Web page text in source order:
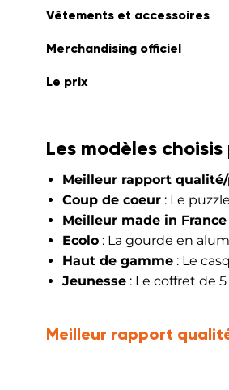
Vêtements et accessoires
Merchandising officiel
Le prix
Les modèles
Meilleur rapport
Coup de coeur : Le
Meilleur made in France
Ecolo : La gourde en
Haut de gamme : Le
Jeunesse : Le coffret de
Meilleur rapport